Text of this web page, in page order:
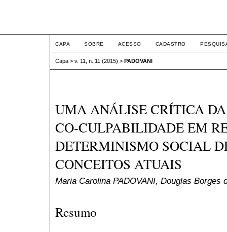
CAPA SOBRE ACESSO CADASTRO
Capa > v. 11, n. 11 (2015) > PADOVANI
UMA ANÁLISE CRÍTICA
CO-CULPABILIDADE EM
DETERMINISMO SOCIAL
CONCEITOS ATUAIS
Maria Carolina PADOVANI, Douglas Borges
Resumo